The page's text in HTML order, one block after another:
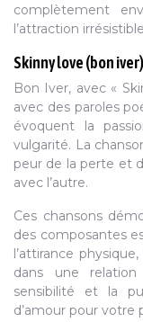
complètement
l’attraction
Skinny love (bon iver)
Bon Iver, avec «
avec des paroles
évoquent la
vulgarité. La
peur de la perte et
avec l’autre.
Ces chansons
des composantes
l’attirance
dans une
sensibilité et la
d’amour pour votre